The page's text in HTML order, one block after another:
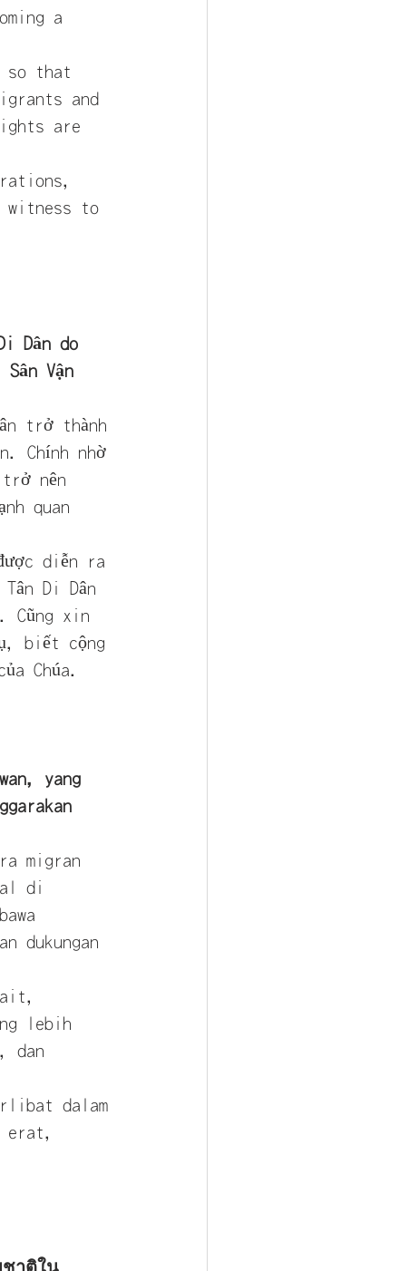
a
so that
and
are
witness to
Dân do
Vận
trở thành
Chính nhờ
nên
quan
diễn ra
Di Dân
Cũng xin
biết cộng
Chúa.
yang
migran
di
dukungan
lebih
dan
dalam
erat,